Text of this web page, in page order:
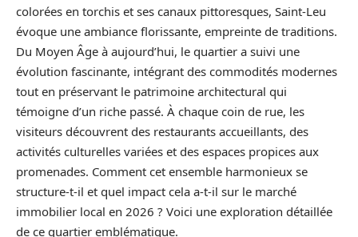
colorées en torchis et ses canaux pittoresques, Saint-Leu
évoque une ambiance florissante, empreinte de traditions.
Du Moyen Âge à aujourd’hui, le quartier a suivi une
évolution fascinante, intégrant des commodités modernes
tout en préservant le patrimoine architectural qui
témoigne d’un riche passé. À chaque coin de rue, les
visiteurs découvrent des restaurants accueillants, des
activités culturelles variées et des espaces propices aux
promenades. Comment cet ensemble harmonieux se
structure-t-il et quel impact cela a-t-il sur le marché
immobilier local en 2026 ? Voici une exploration détaillée
de ce quartier emblématique.